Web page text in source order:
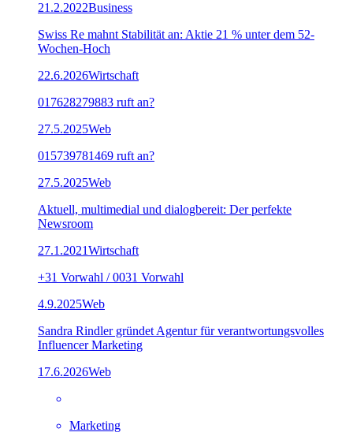
21.2.2022Business
Swiss Re mahnt Stabilität an: Aktie 21 % unter dem 52-
Wochen-Hoch
22.6.2026Wirtschaft
017628279883 ruft an?
27.5.2025Web
015739781469 ruft an?
27.5.2025Web
Aktuell, multimedial und dialogbereit: Der perfekte
Newsroom
27.1.2021Wirtschaft
+31 Vorwahl / 0031 Vorwahl
4.9.2025Web
Sandra Rindler gründet Agentur für verantwortungsvolles
Influencer Marketing
17.6.2026Web
Marketing